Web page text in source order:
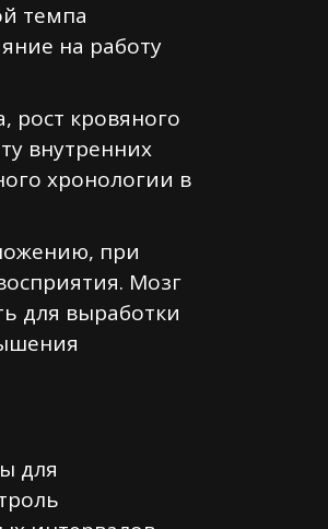
темпа
на работу
рост кровяного
внутренних
хронологии в
при
Мозг
для выработки
для